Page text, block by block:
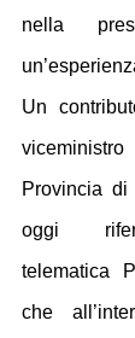
nella
Un
Provincia di
oggi
telematica
che